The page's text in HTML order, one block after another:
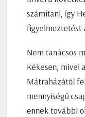
számítani, így
figyelmeztetést
Nem tanácsos
Kékesen, mivel
Mátraházától
mennyiségű
ennek további